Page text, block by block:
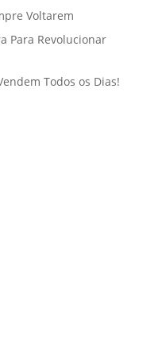
Voltarem
Para Revolucionar
Todos os Dias!